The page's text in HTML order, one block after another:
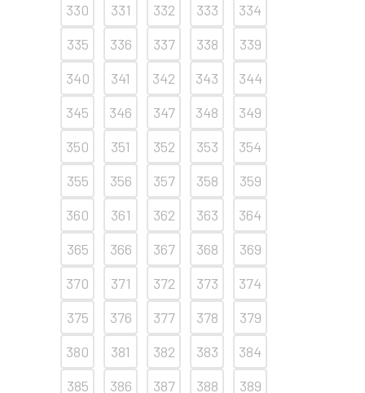
330
331 332 333
334
335
336 337 338
339
340
341 342 343
344
345
346 347 348
349
350
351 352 353
354
355
356 357 358
359
360
361 362 363
364
365
366 367 368
369
370
371 372 373
374
375
376 377 378
379
380
381 382 383
384
385
386 387 388 389